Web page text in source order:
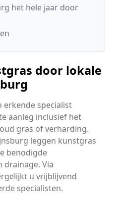
het hele jaar door
door lokale
erkende specialist
aanleg inclusief het
gras of verharding.
leggen kunstgras
benodigde
drainage. Via
u vrijblijvend
specialisten.